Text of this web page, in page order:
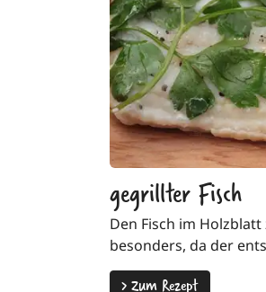
gegrillter Fisch
Den Fisch im
besonders, da der
>Zum Rezept